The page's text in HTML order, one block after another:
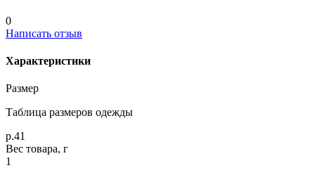
0
Написать отзыв
Характеристики
Размер
Таблица размеров одежды
р.41
Вес товара, г
1